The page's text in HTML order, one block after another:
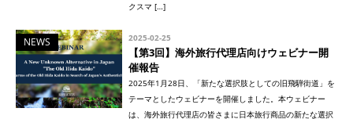
クスマ […]
NEWS 2025-02-25
【第3回】海外旅行代理店向けウェビナー開
催報告
2025年1月28日、「新たな選択肢としての旧飛騨街道」を
テーマとしたウェビナーを開催しました。本ウェビナー
は、海外旅行代理店の皆さまに日本旅行商品の新たな選択